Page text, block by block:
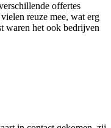
offertes
reuze mee, wat erg
waren het ook bedrijven